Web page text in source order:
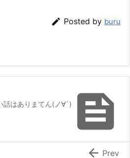
 Posted by buru

話はありまてん(ノ∀`)
 Prev